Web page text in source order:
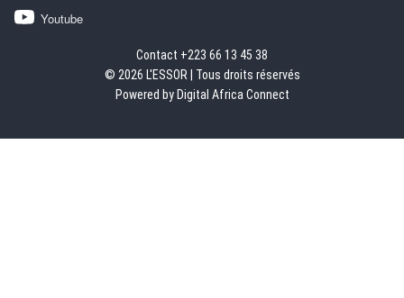
Youtube
Contact +223 66 13 45 38
© 2026 L'ESSOR | Tous droits réservés
Powered by Digital Africa Connect